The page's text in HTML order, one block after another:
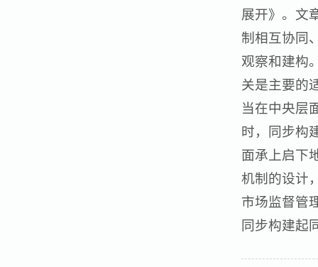
展开》。文
制相互协同
观察和建构
关是主要的
当在中央层
时，同步构
面承上启下
机制的设计
市场监督管
同步构建起